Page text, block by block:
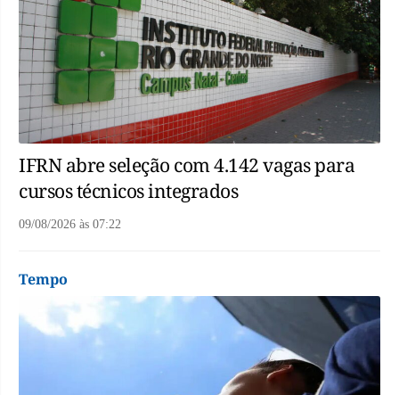
IFRN abre seleção com 4.142 vagas para
cursos técnicos integrados
09/08/2026 às 07:22
Tempo